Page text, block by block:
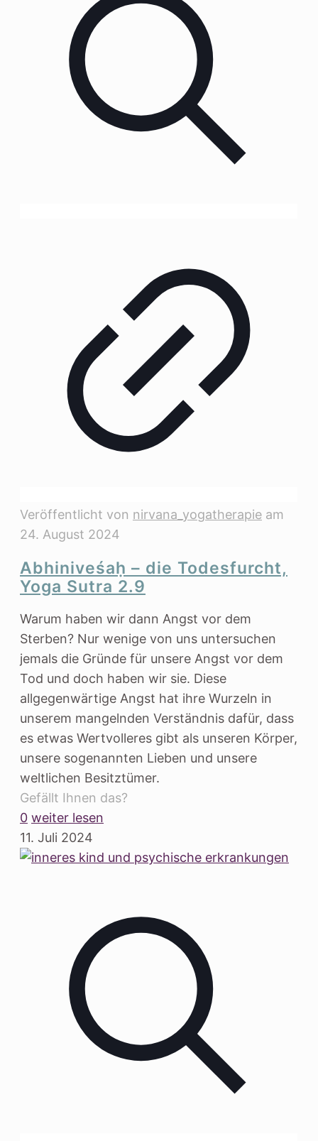
Veröffentlicht von nirvana_yogatherapie am
24. August 2024
Abhiniveśaḥ – die Todesfurcht,
Yoga Sutra 2.9
Warum haben wir dann Angst vor dem
Sterben? Nur wenige von uns untersuchen
jemals die Gründe für unsere Angst vor dem
Tod und doch haben wir sie. Diese
allgegenwärtige Angst hat ihre Wurzeln in
unserem mangelnden Verständnis dafür, dass
es etwas Wertvolleres gibt als unseren Körper,
unsere sogenannten Lieben und unsere
weltlichen Besitztümer.
Gefällt Ihnen das?
0 weiter lesen
11. Juli 2024